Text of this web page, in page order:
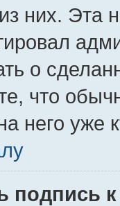
них. Эта
о
что
него уже
подпись